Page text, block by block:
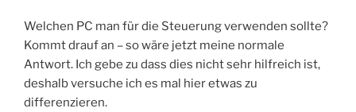
Welchen PC man für die Steuerung verwenden sollte?
Kommt drauf an – so wäre jetzt meine normale
Antwort. Ich gebe zu dass dies nicht sehr hilfreich ist,
deshalb versuche ich es mal hier etwas zu
differenzieren.